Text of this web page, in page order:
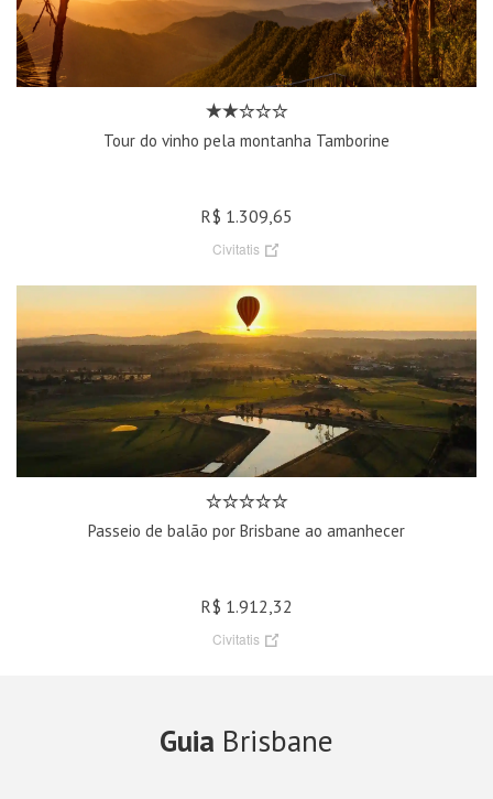
Tour do vinho pela montanha Tamborine
R$ 1.309,65
Civitatis
Passeio de balão por Brisbane ao amanhecer
R$ 1.912,32
Civitatis
Guia Brisbane